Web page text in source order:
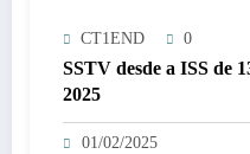
CT1END 0
SSTV desde a ISS de
2025
01/02/2025